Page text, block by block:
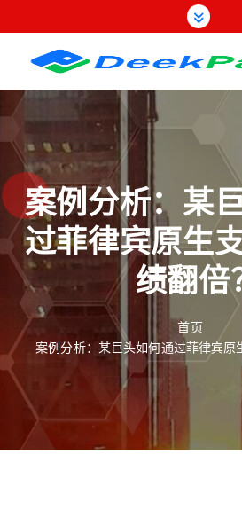
转
容
案例分析：某
过菲律宾原生
绩翻倍
首页
案例分析：某巨头如何通过菲律宾原